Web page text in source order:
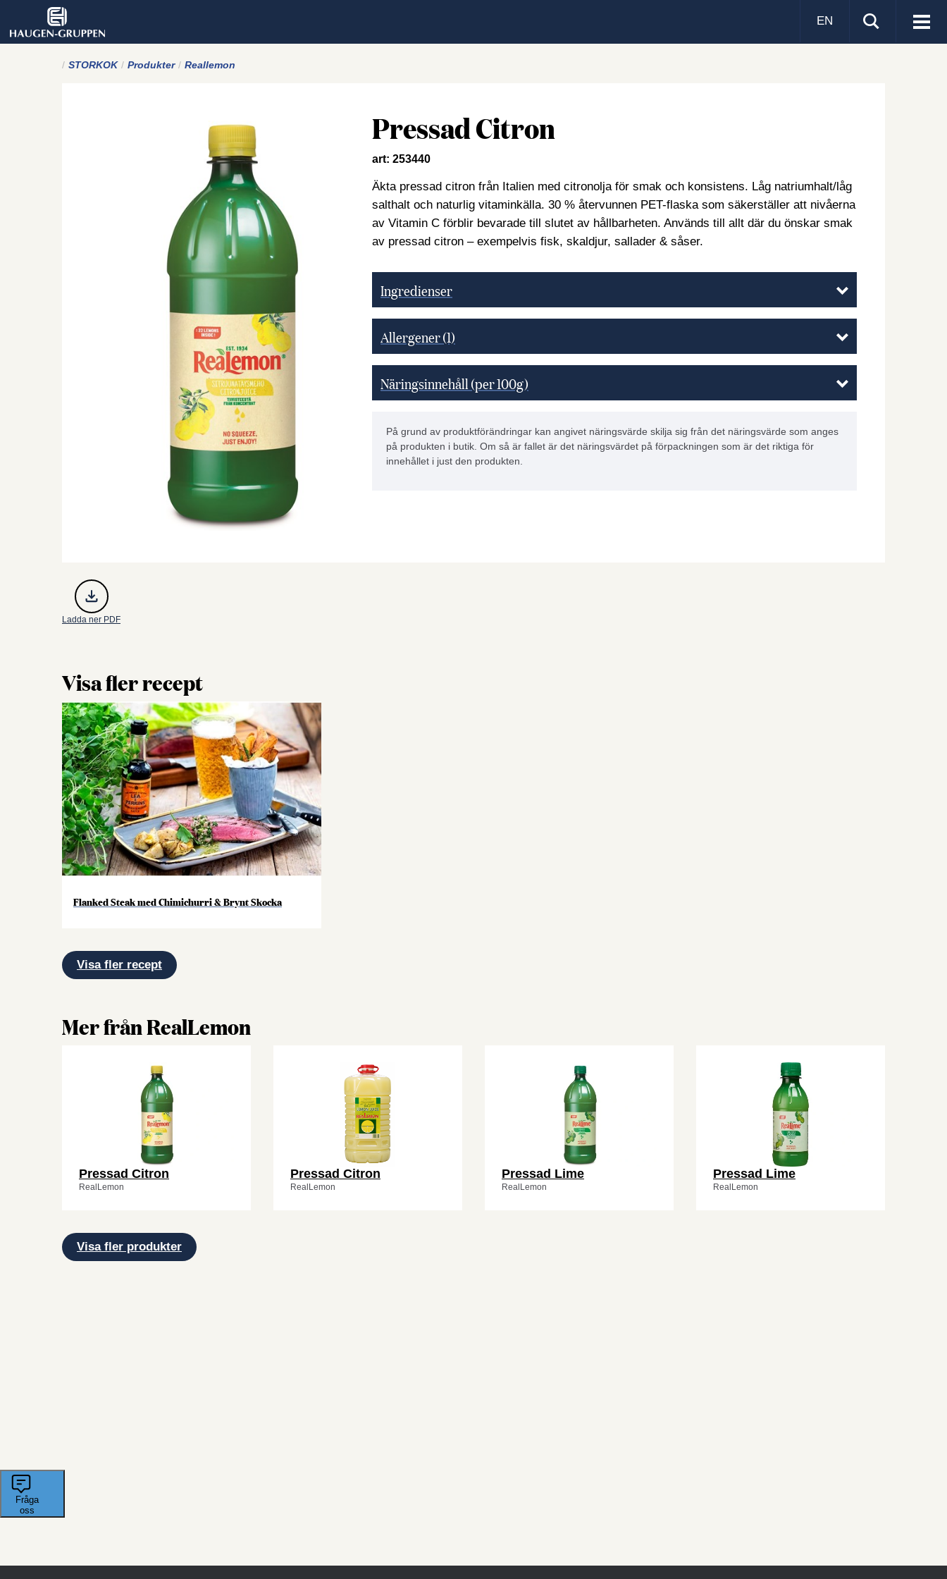
Visa
EN
STORKOK Produkter Reallemon
Pressad Citron
art: 253440
Äkta pressad citron från Italien med citronolja för smak och konsistens. Låg natriumhalt/låg
salthalt och naturlig vitaminkälla. 30 % återvunnen PET-flaska som säkerställer att nivåerna
av Vitamin C förblir bevarade till slutet av hållbarheten. Används till allt där du önskar smak
av pressad citron – exempelvis fisk, skaldjur, sallader & såser.
Ingredienser
Allergener(1)
Näringsinnehåll (per 100g)
På grund av produktförändringar kan angivet näringsvärde skilja sig från det näringsvärde som anges
på produkten i butik. Om så är fallet är det näringsvärdet på förpackningen som är det riktiga för
innehållet i just den produkten.
Ladda ner PDF
Visa fler recept
Flanked Steak med Chimichurri & Brynt Skocka
Visa fler recept
Mer från RealLemon
Pressad Citron
RealLemon
Pressad Citron
RealLemon
Pressad Lime
RealLemon
Pressad Lime
RealLemon
Visa fler produkter